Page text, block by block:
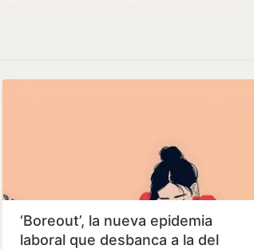
‘Boreout’, la nueva epidemia
laboral que desbanca a la del